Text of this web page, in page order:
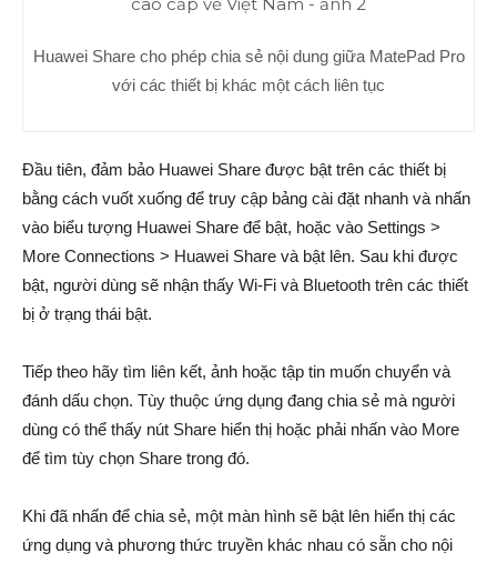
Huawei Share cho phép chia sẻ nội dung giữa MatePad Pro
với các thiết bị khác một cách liên tục
Đầu tiên, đảm bảo Huawei Share được bật trên các thiết bị
bằng cách vuốt xuống để truy cập bảng cài đặt nhanh và nhấn
vào biểu tượng Huawei Share để bật, hoặc vào Settings >
More Connections > Huawei Share và bật lên. Sau khi được
bật, người dùng sẽ nhận thấy Wi-Fi và Bluetooth trên các thiết
bị ở trạng thái bật.
Tiếp theo hãy tìm liên kết, ảnh hoặc tập tin muốn chuyển và
đánh dấu chọn. Tùy thuộc ứng dụng đang chia sẻ mà người
dùng có thể thấy nút Share hiển thị hoặc phải nhấn vào More
để tìm tùy chọn Share trong đó.
Khi đã nhấn để chia sẻ, một màn hình sẽ bật lên hiển thị các
ứng dụng và phương thức truyền khác nhau có sẵn cho nội